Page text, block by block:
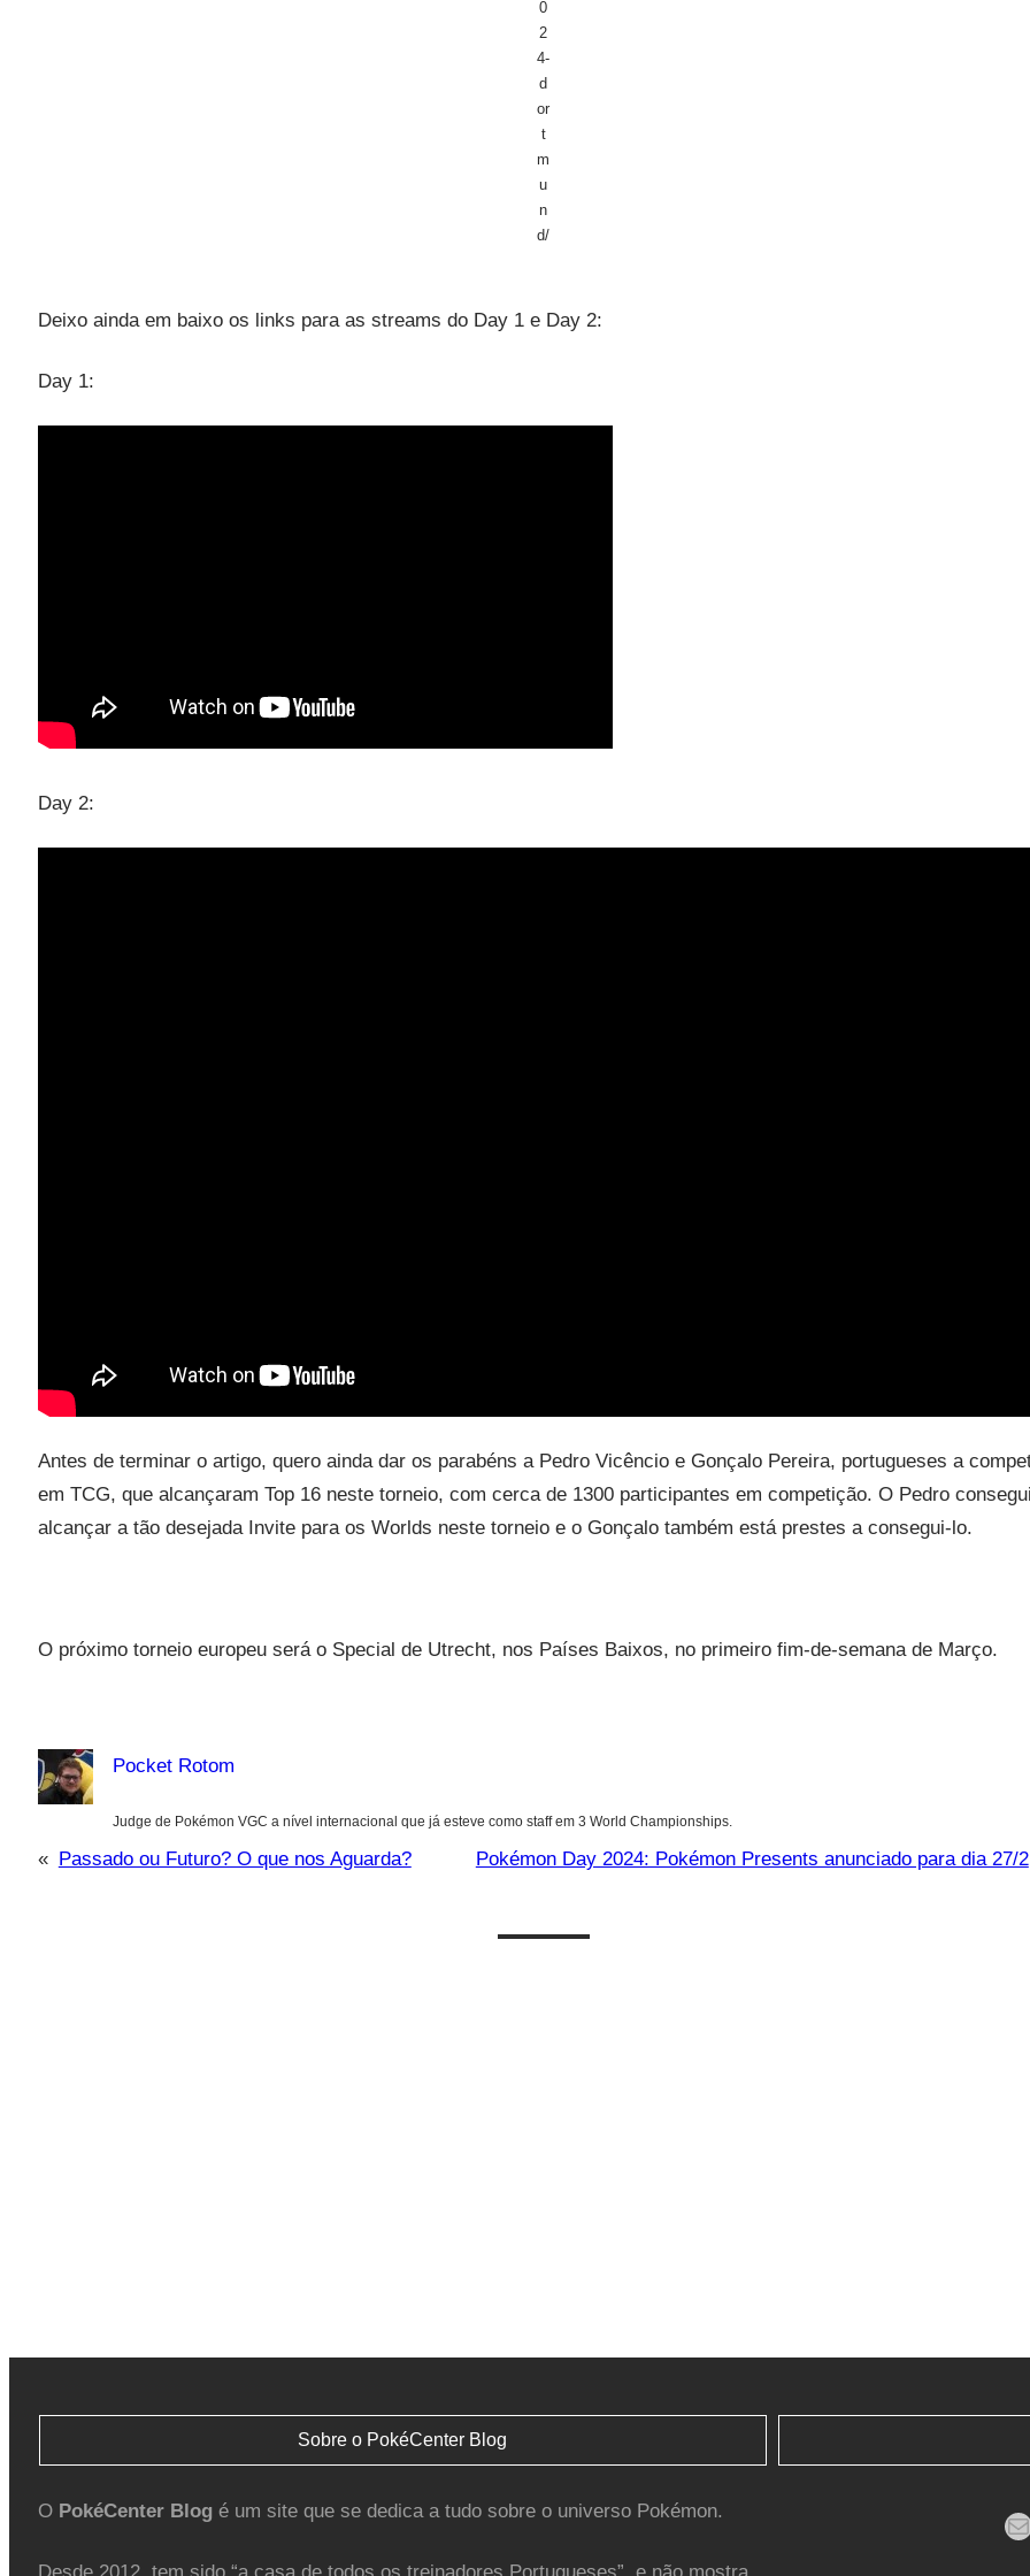
0
2
4-
d
or
t
m
u
n
d/
Deixo ainda em baixo os links para as streams do Day 1 e Day 2:
Day 1:
Day 2:
Antes de terminar o artigo, quero ainda dar os parabéns a Pedro Vicêncio e Gonçalo Pereira, portugueses a
em TCG, que alcançaram Top 16 neste torneio, com cerca de 1300 participantes em competição. O Pedro
alcançar a tão desejada Invite para os Worlds neste torneio e o Gonçalo também está prestes a consegui-lo.
O próximo torneio europeu será o Special de Utrecht, nos Países Baixos, no primeiro fim-de-semana de Março.
Pocket Rotom
Judge de Pokémon VGC a nível internacional que já esteve como staff em 3 World Championships.
« Passado ou Futuro? O que nos Aguarda? Pokémon Day 2024: Pokémon Presents anunciado para dia 27/2
Sobre o PokéCenter Blog
O PokéCenter Blogé um site que se dedica a tudo sobre o universo Pokémon. Mail